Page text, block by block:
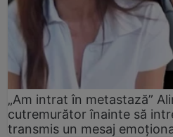
„Am intrat în metastază”
cutremurător înainte să
transmis un mesaj